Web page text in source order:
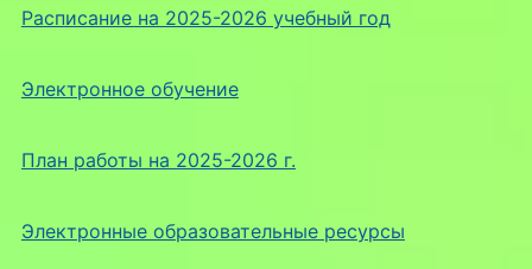
Расписание на 2025-2026 учебный год
Электронное обучение
План работы на 2025-2026 г.
Электронные образовательные ресурсы